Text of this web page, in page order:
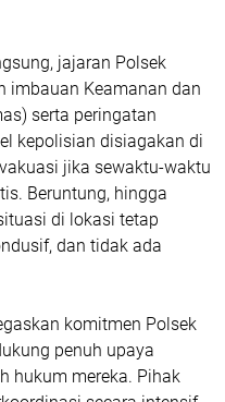
jajaran Polsek
imbauan Keamanan dan
serta peringatan
kepolisian disiagakan di
jika sewaktu-waktu
Beruntung, hingga
di lokasi tetap
dan tidak ada
komitmen Polsek
penuh upaya
hukum mereka. Pihak